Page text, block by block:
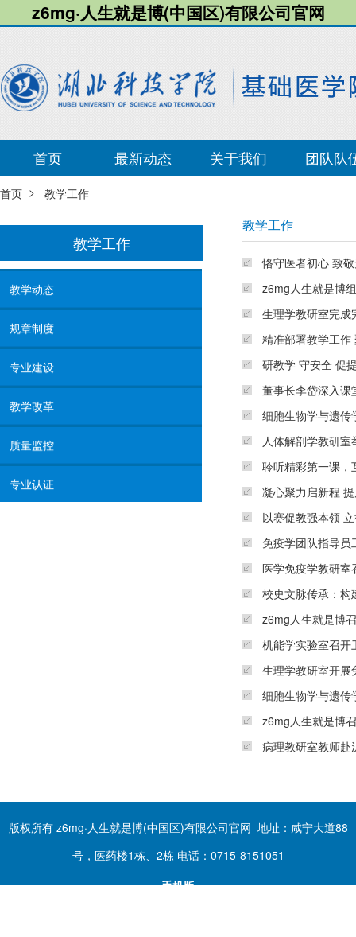
z6mg·人生就是博(中国区)有限公司官网
首页 最新动态 关于我们 团队队
首页 > 教学工作
教学工作
教学动态
规章制度
专业建设
教学改革
质量监控
专业认证
教学工作
恪守医者初心 致
z6mg人生就是博
生理学教研室完成
精准部署教学工
研教学 守安全 促
董事长李岱深入
细胞生物学与遗传
人体解剖学教研
聆听精彩第一课
凝心聚力启新程
以赛促教强本领
免疫学团队指导员
医学免疫学教研室
校史文脉传承：构
z6mg人生就是博
机能学实验室召开
生理学教研室开展
细胞生物学与遗传
z6mg人生就是博
病理教研室教师
版权所有 z6mg·人生就是博(中国区)有限公司官网 地址：咸宁大道88
号，医药楼1栋、2栋 电话：0715-8151051
手机版